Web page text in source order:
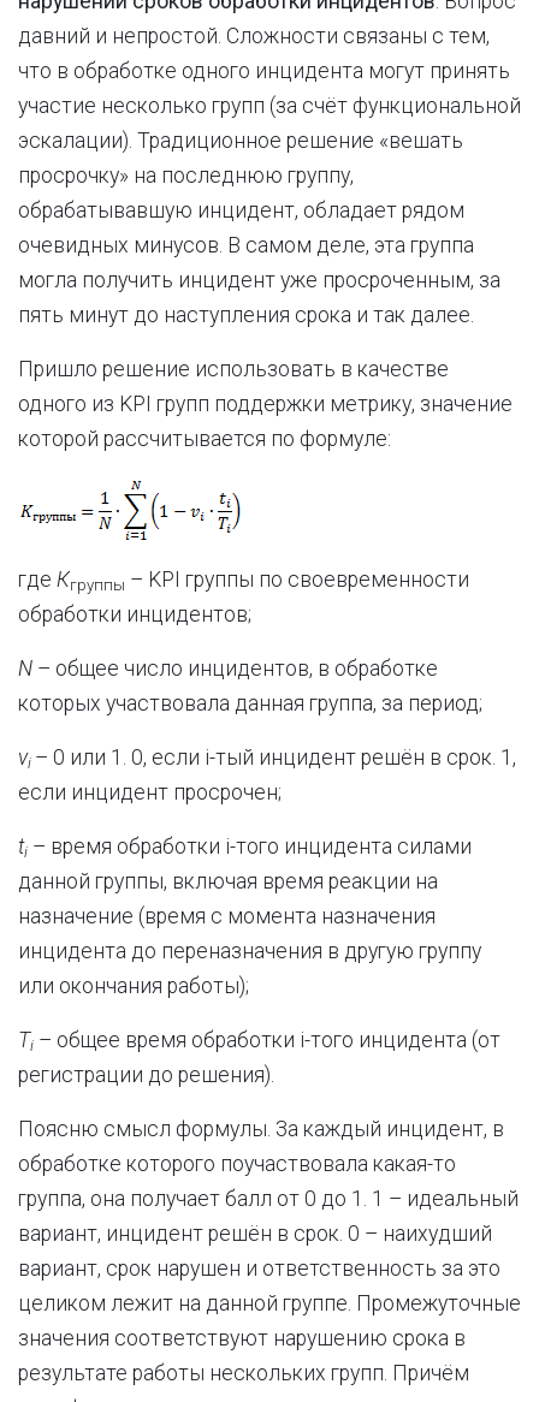
давний и непростой. Сложности связаны с тем,
что в обработке одного инцидента могут принять
участие несколько групп (за счёт функциональной
эскалации). Традиционное решение «вешать
просрочку» на последнюю группу,
обрабатывавшую инцидент, обладает рядом
очевидных минусов. В самом деле, эта группа
могла получить инцидент уже просроченным, за
пять минут до наступления срока и так далее.
Пришло решение использовать в качестве
одного из KPI групп поддержки метрику, значение
которой рассчитывается по формуле:
где Кгруппы – KPI группы по своевременности
обработки инцидентов;
N – общее число инцидентов, в обработке
которых участвовала данная группа, за период;
vi – 0 или 1. 0, если i-тый инцидент решён в срок. 1,
если инцидент просрочен;
ti – время обработки i-того инцидента силами
данной группы, включая время реакции на
назначение (время с момента назначения
инцидента до переназначения в другую группу
или окончания работы);
Ti – общее время обработки i-того инцидента (от
регистрации до решения).
Поясню смысл формулы. За каждый инцидент, в
обработке которого поучаствовала какая-то
группа, она получает балл от 0 до 1. 1 – идеальный
вариант, инцидент решён в срок. 0 – наихудший
вариант, срок нарушен и ответственность за это
целиком лежит на данной группе. Промежуточные
значения соответствуют нарушению срока в
результате работы нескольких групп. Причём